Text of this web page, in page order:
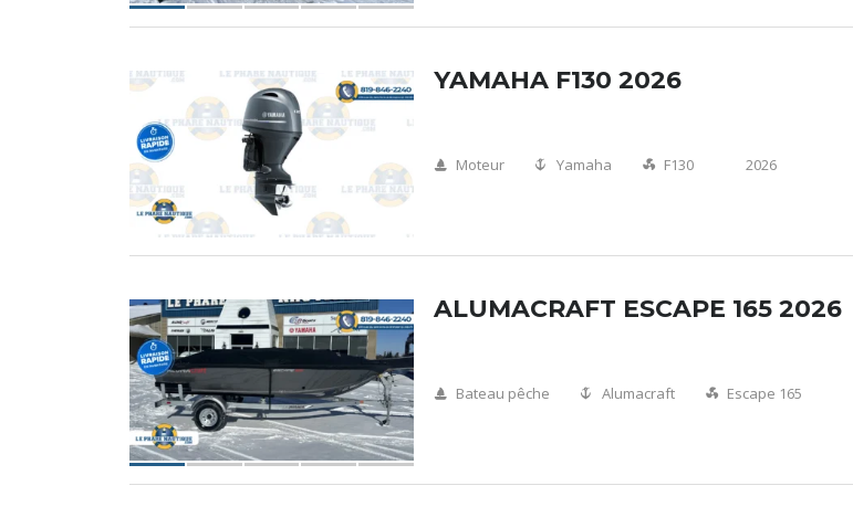
YAMAHA F130 2026
Moteur Yamaha F130 2026
ALUMACRAFT ESCAPE 165 2026
Bateau pêche Alumacraft Escape 165